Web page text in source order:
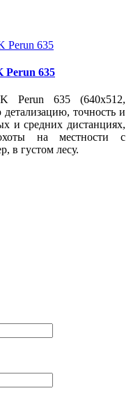
Perun 635
Perun 635 (640x512,
точность и
и средних дистанциях,
на местности с
в густом лесу.